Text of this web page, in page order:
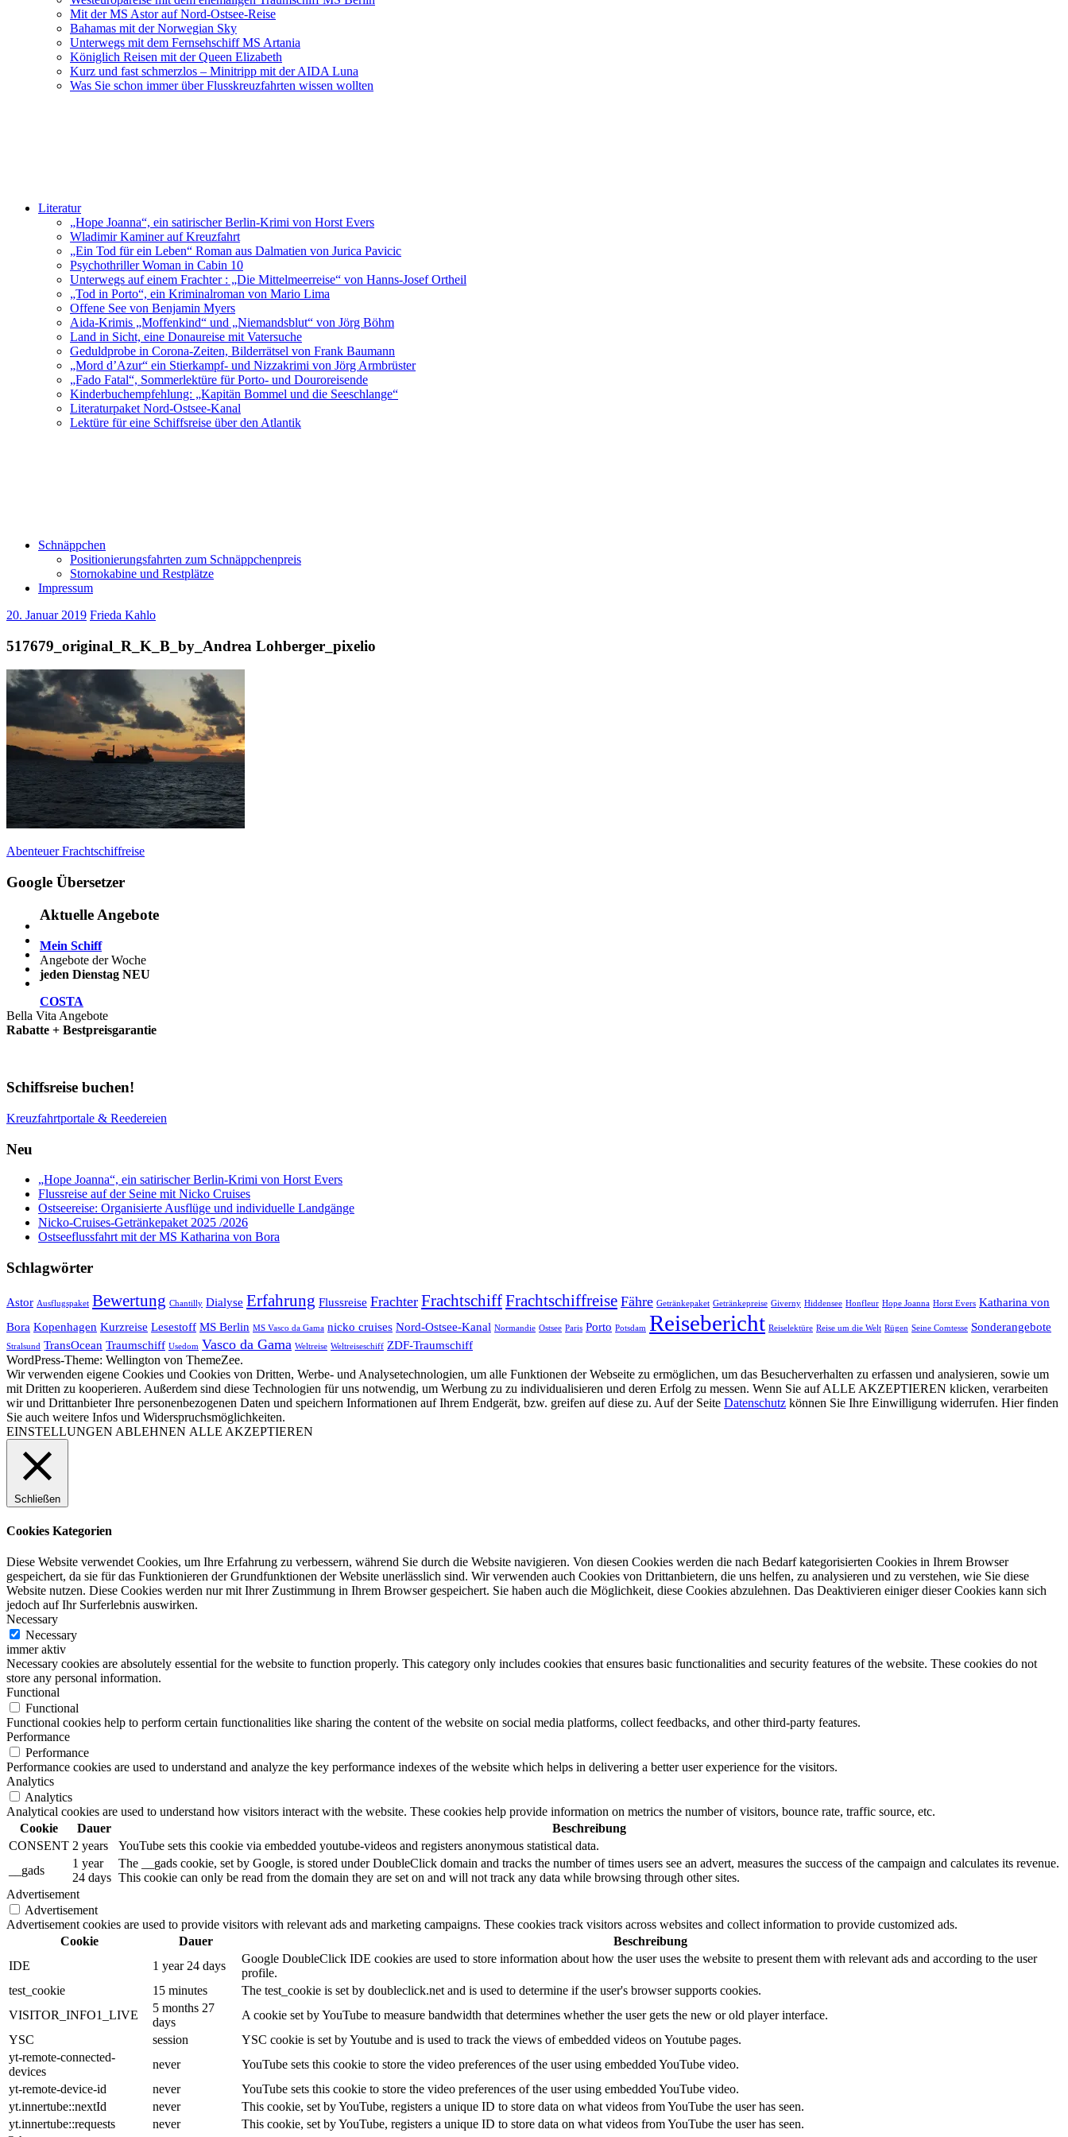
Mit der MS Astor auf Nord-Ostsee-Reise
Bahamas mit der Norwegian Sky
Unterwegs mit dem Fernsehschiff MS Artania
Königlich Reisen mit der Queen Elizabeth
Kurz und fast schmerzlos – Minitripp mit der AIDA Luna
Was Sie schon immer über Flusskreuzfahrten wissen wollten
Literatur
„Hope Joanna“, ein satirischer Berlin-Krimi von Horst Evers
Wladimir Kaminer auf Kreuzfahrt
„Ein Tod für ein Leben“ Roman aus Dalmatien von Jurica Pavicic
Psychothriller Woman in Cabin 10
Unterwegs auf einem Frachter : „Die Mittelmeerreise“ von Hanns-Josef Ortheil
„Tod in Porto“, ein Kriminalroman von Mario Lima
Offene See von Benjamin Myers
Aida-Krimis „Moffenkind“ und „Niemandsblut“ von Jörg Böhm
Land in Sicht, eine Donaureise mit Vatersuche
Geduldprobe in Corona-Zeiten, Bilderrätsel von Frank Baumann
„Mord d’Azur“ ein Stierkampf- und Nizzakrimi von Jörg Armbrüster
„Fado Fatal“, Sommerlektüre für Porto- und Douroreisende
Kinderbuchempfehlung: „Kapitän Bommel und die Seeschlange“
Literaturpaket Nord-Ostsee-Kanal
Lektüre für eine Schiffsreise über den Atlantik
Schnäppchen
Positionierungsfahrten zum Schnäppchenpreis
Stornokabine und Restplätze
Impressum
20. Januar 2019 Frieda Kahlo
517679_original_R_K_B_by_Andrea Lohberger_pixelio
Beitragsnavigation
Vorheriger
Abenteuer Frachtschiffreise
Google Übersetzer
Aktuelle Angebote
Mein Schiff
Angebote der Woche
jeden Dienstag NEU
COSTA
Bella Vita Angebote
Rabatte + Bestpreisgarantie
Schiffsreise buchen!
Kreuzfahrtportale & Reedereien
Neu
„Hope Joanna“, ein satirischer Berlin-Krimi von Horst Evers
Flussreise auf der Seine mit Nicko Cruises
Ostseereise: Organisierte Ausflüge und individuelle Landgänge
Nicko-Cruises-Getränkepaket 2025 /2026
Ostseeflussfahrt mit der MS Katharina von Bora
Schlagwörter
Astor Ausflugspaket Bewertung Chantilly Dialyse Erfahrung Flussreise Frachter FrachtschiffFrachtschiffreise Fähre Getränkepaket Getränkepreise Giverny Hiddensee Honfleur Hope Joanna Horst Evers Katharina von
Bora Kopenhagen Kurzreise Lesestoff MS Berlin MS Vasco da Gama nicko cruises Nord-Ostsee-Kanal Normandie Ostsee Paris Porto Potsdam Reisebericht Reiselektüre Reise um die Welt Rügen Seine Comtesse Sonderangebote
Stralsund TransOcean Traumschiff Usedom Vasco da Gama Weltreise Weltreiseschiff ZDF-Traumschiff
WordPress-Theme: Wellington von ThemeZee.
Wir verwenden eigene Cookies und Cookies von Dritten, Werbe- und Analysetechnologien, um alle Funktionen der Webseite zu ermöglichen, um das Besucherverhalten zu erfassen und analysieren, sowie um
mit Dritten zu kooperieren. Außerdem sind diese Technologien für uns notwendig, um Werbung zu zu individualisieren und deren Erfolg zu messen. Wenn Sie auf ALLE AKZEPTIEREN klicken, verarbeiten
wir und Drittanbieter Ihre personenbezogenen Daten und speichern Informationen auf Ihrem Endgerät, bzw. greifen auf diese zu. Auf der Seite Datenschutz können Sie Ihre Einwilligung widerrufen. Hier finden
Sie auch weitere Infos und Widerspruchsmöglichkeiten.
EINSTELLUNGEN ABLEHNEN ALLE AKZEPTIEREN
Schließen
Cookies Kategorien
Diese Website verwendet Cookies, um Ihre Erfahrung zu verbessern, während Sie durch die Website navigieren. Von diesen Cookies werden die nach Bedarf kategorisierten Cookies in Ihrem Browser
gespeichert, da sie für das Funktionieren der Grundfunktionen der Website unerlässlich sind. Wir verwenden auch Cookies von Drittanbietern, die uns helfen, zu analysieren und zu verstehen, wie Sie diese
Website nutzen. Diese Cookies werden nur mit Ihrer Zustimmung in Ihrem Browser gespeichert. Sie haben auch die Möglichkeit, diese Cookies abzulehnen. Das Deaktivieren einiger dieser Cookies kann sich
jedoch auf Ihr Surferlebnis auswirken.
Necessary
Necessary
immer aktiv
Necessary cookies are absolutely essential for the website to function properly. This category only includes cookies that ensures basic functionalities and security features of the website. These cookies do not
store any personal information.
Functional
Functional
Functional cookies help to perform certain functionalities like sharing the content of the website on social media platforms, collect feedbacks, and other third-party features.
Performance
Performance
Performance cookies are used to understand and analyze the key performance indexes of the website which helps in delivering a better user experience for the visitors.
Analytics
Analytics
Analytical cookies are used to understand how visitors interact with the website. These cookies help provide information on metrics the number of visitors, bounce rate, traffic source, etc.
Cookie
Dauer
Beschreibung
CONSENT 2 years
YouTube sets this cookie via embedded youtube-videos and registers anonymous statistical data.
__gads
1 year
24 days
The __gads cookie, set by Google, is stored under DoubleClick domain and tracks the number of times users see an advert, measures the success of the campaign and calculates its revenue.
This cookie can only be read from the domain they are set on and will not track any data while browsing through other sites.
Advertisement
Advertisement
Advertisement cookies are used to provide visitors with relevant ads and marketing campaigns. These cookies track visitors across websites and collect information to provide customized ads.
Cookie
Dauer
Beschreibung
IDE
1 year 24 days
Google DoubleClick IDE cookies are used to store information about how the user uses the website to present them with relevant ads and according to the user
profile.
test_cookie
15 minutes
The test_cookie is set by doubleclick.net and is used to determine if the user's browser supports cookies.
VISITOR_INFO1_LIVE
5 months 27
days
A cookie set by YouTube to measure bandwidth that determines whether the user gets the new or old player interface.
YSC
session
YSC cookie is set by Youtube and is used to track the views of embedded videos on Youtube pages.
yt-remote-connected-
devices
never
YouTube sets this cookie to store the video preferences of the user using embedded YouTube video.
yt-remote-device-id
never
YouTube sets this cookie to store the video preferences of the user using embedded YouTube video.
yt.innertube::nextId
never
This cookie, set by YouTube, registers a unique ID to store data on what videos from YouTube the user has seen.
yt.innertube::requests
never
This cookie, set by YouTube, registers a unique ID to store data on what videos from YouTube the user has seen.